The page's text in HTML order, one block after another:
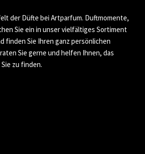
der Düfte bei Artparfum. Duftmomente,
Sie ein in unser vielfältiges Sortiment
finden Sie Ihren ganz persönlichen
Sie gerne und helfen Ihnen, das
zu finden.